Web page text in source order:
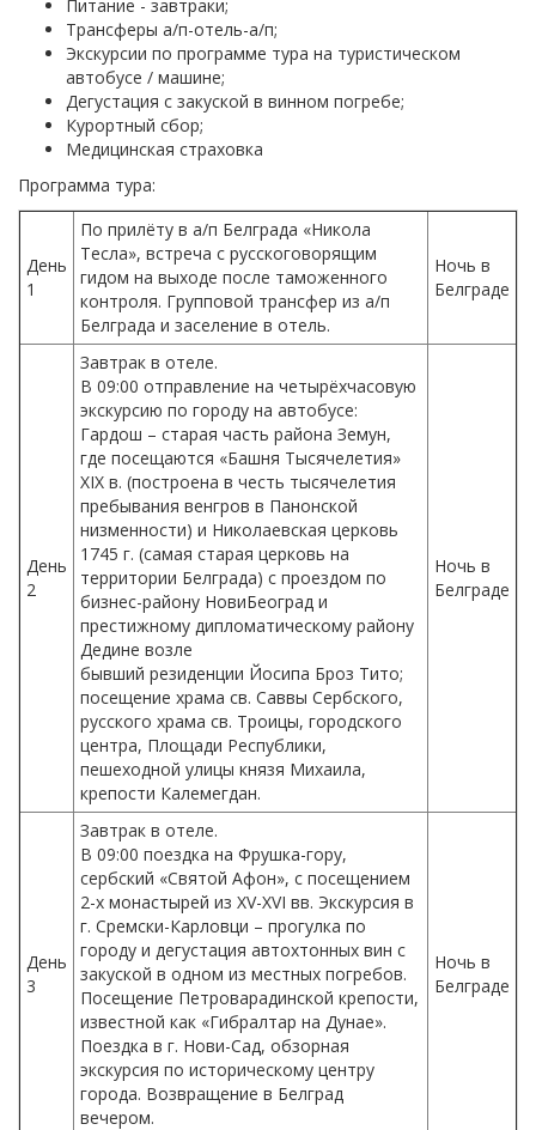
Питание - завтраки;
Трансферы а/п-отель-а/п;
Экскурсии по программе тура на туристическом
автобусе / машине;
Дегустация с закуской в винном погребе;
Курортный сбор;
Медицинская страховка
Программа тура:
День
1
По прилёту в а/п Белграда «Никола
Тесла», встреча с русскоговорящим
гидом на выходе после таможенного
контроля. Групповой трансфер из а/п
Белграда и заселение в отель.
Ночь в
Белграде
День
2
Завтрак в отеле.
В 09:00 отправление на четырёхчасовую
экскурсию по городу на автобусе:
Гардош – старая часть района Земун,
где посещаются «Башня Тысячелетия»
XIX в. (построена в честь тысячелетия
пребывания венгров в Панонской
низменности) и Николаевская церковь
1745 г. (самая старая церковь на
территории Белграда) с проездом по
бизнес-району НовиБеоград и
престижному дипломатическому району
Дедине возле
бывший резиденции Йосипа Броз Тито;
посещение храма св. Саввы Сербского,
русского храма св. Троицы, городского
центра, Площади Республики,
пешеходной улицы князя Михаила,
крепости Калемегдан.
Ночь в
Белграде
День
3
Завтрак в отеле.
В 09:00 поездка на Фрушка-гору,
сербский «Святой Афон», с посещением
2-х монастырей из XV-XVI вв. Экскурсия в
г. Сремски-Карловци – прогулка по
городу и дегустация автохтонных вин с
закуской в одном из местных погребов.
Посещение Петроварадинской крепости,
известной как «Гибралтар на Дунае».
Поездка в г. Нови-Сад, обзорная
экскурсия по историческому центру
города. Возвращение в Белград
вечером.
Ночь в
Белграде